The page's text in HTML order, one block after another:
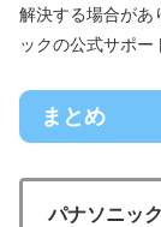
解決する場合があ
ックの公式サポー
まとめ
パナソニック